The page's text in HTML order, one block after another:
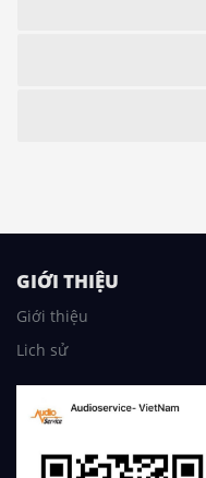
GIỚI THIỆU
Giới thiệu
Lich sử